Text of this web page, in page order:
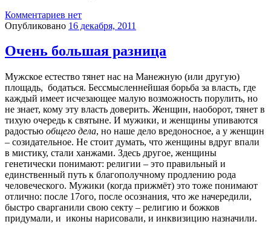
Комментариев нет
Опубликовано 16 декабря, 2011
Очень большая разница
Мужское естество тянет нас на Манежную (или другую)
площадь, бодаться. Бессмысленнейшая борьба за власть, где
каждый имеет исчезающее малую возможность порулить, но
не знает, кому эту власть доверить. Женщин, наоборот, тянет в
тихую очередь к святыне. И мужики, и женщины упиваются
радостью общего дела, но наше дело вредоносное, а у женщин
– созидательное. Не стоит думать, что женщины вдруг впали
в мистику, стали ханжами. Здесь другое, женщины
генетически понимают: религии – это правильный и
единственный путь к благополучному продлению рода
человеческого. Мужики (когда прижмёт) это тоже понимают
отлично: после 17ого, после осознания, что же начередили,
быстро сварганили свою секту – религию и божков
придумали, и иконы нарисовали, и инквизицию назначили.